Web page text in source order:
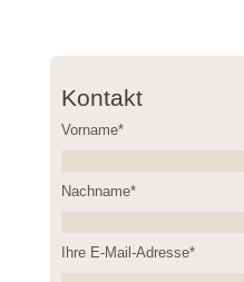
Kontakt
Vorname*
Nachname*
Please leave this field empty.
Ihre E-Mail-Adresse*